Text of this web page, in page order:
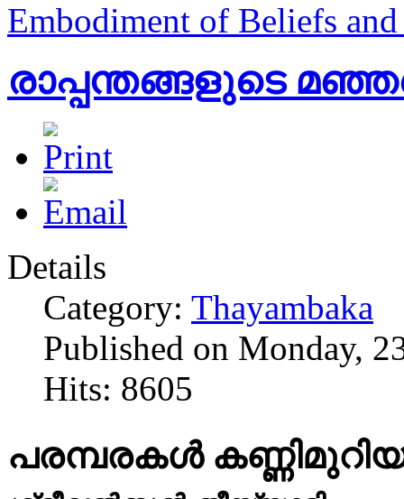
Embodiment of Beliefs
രാപ്പന്തങ്ങളുടെ
Details
Category: Thayambaka
Published on Monday,
Hits: 8605
പരമ്പരകൾ